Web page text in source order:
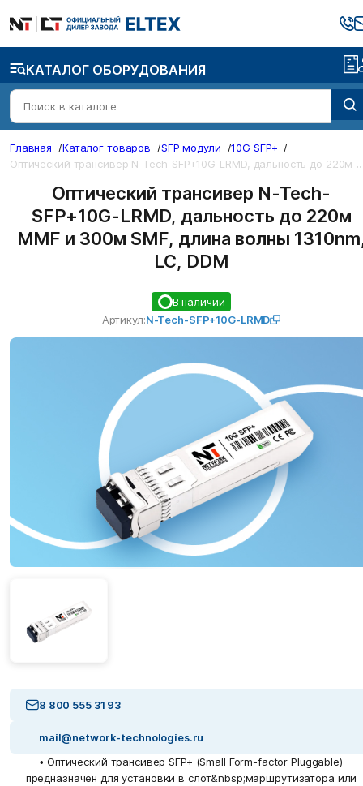
КАТАЛОГ ОБОРУДОВАНИЯ
Главная /Каталог товаров /SFP модули /10G SFP+ /
ический трансивер N-Tech-SFP+10G-LRMD,
Оптический трансивер N-Tech-
SFP+10G-LRMD, дальность до 220м
MMF и 300м SMF, длина волны
LC, DDM
В наличии
Артикул:N-Tech-SFP+10G-LRMD
8 800 555 31 93
mail@network-technologies.ru
• Оптический трансивер SFP+ (Small Form-factor Pluggable)
предназначен для установки в слот&nbsp;маршрутизатора или